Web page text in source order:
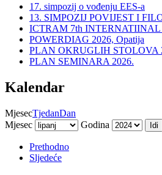
17. simpozij o vođenju EES-a
13. SIMPOZIJ POVIJEST I
ICTRAM 7th INTERNATIINAL
POWERDIAG 2026, Opatija
PLAN OKRUGLIH STOLOVA
PLAN SEMINARA 2026.
Kalendar
MjesecTjedanDan
Mjesec
Godina
Prethodno
Sljedeće